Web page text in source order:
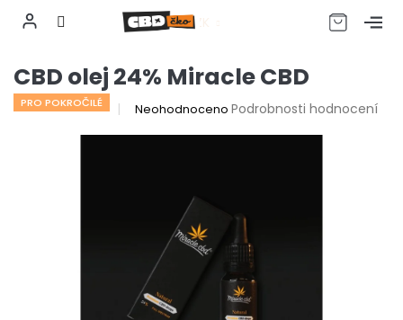
na
obsah
CZK
CBD olej 24% Miracle CBD
PRO POKROČILÉ
Průměrné
hvězdiček.
Neohodnoceno Podrobnosti hodnocení